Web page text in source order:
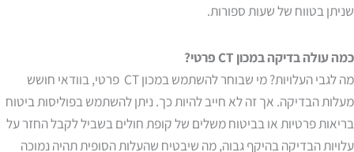
שניתן בטווח של שעות ספורות.
כמה עולה בדיקה במכון CT פרטי?
מה לגבי העלויות? מי שבוחר להשתמש במכון CT פרטי, בוודאי חושש
מעלות הבדיקה. אך זה לא חייב להיות כך. ניתן להשתמש בפוליסות ביטוח
בריאות פרטיות או בביטוח משלים של קופת חולים בשביל לקבל החזר על
עלויות הבדיקה בהיקף גבוה, מה שיבטיח שהעלות הסופית תהיה נמוכה